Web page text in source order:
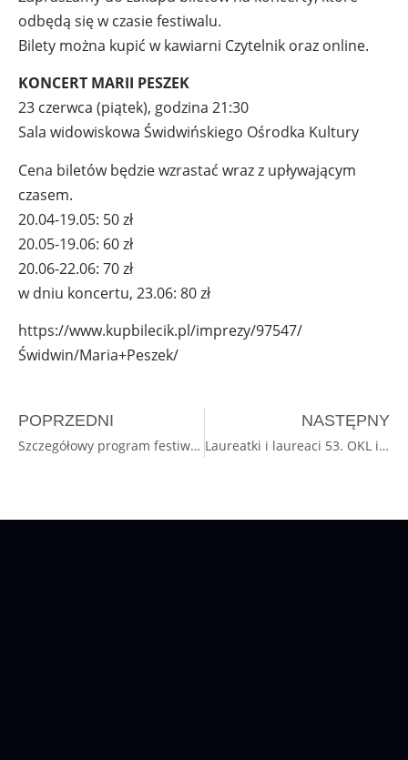
odbędą się w czasie festiwalu.
Bilety można kupić w kawiarni Czytelnik oraz online.
KONCERT MARII PESZEK
23 czerwca (piątek), godzina 21:30
Sala widowiskowa Świdwińskiego Ośrodka Kultury
Cena biletów będzie wzrastać wraz z upływającym
czasem.
20.04-19.05: 50 zł
20.05-19.06: 60 zł
20.06-22.06: 70 zł
w dniu koncertu, 23.06: 80 zł
https://www.kupbilecik.pl/imprezy/97547/
Świdwin/Maria+Peszek/
POPRZEDNI
Szczegółowy program festiwalu [afisz]
NASTĘPNY
Laureatki i laureaci 53. OKL im. Jana Śpiewaka